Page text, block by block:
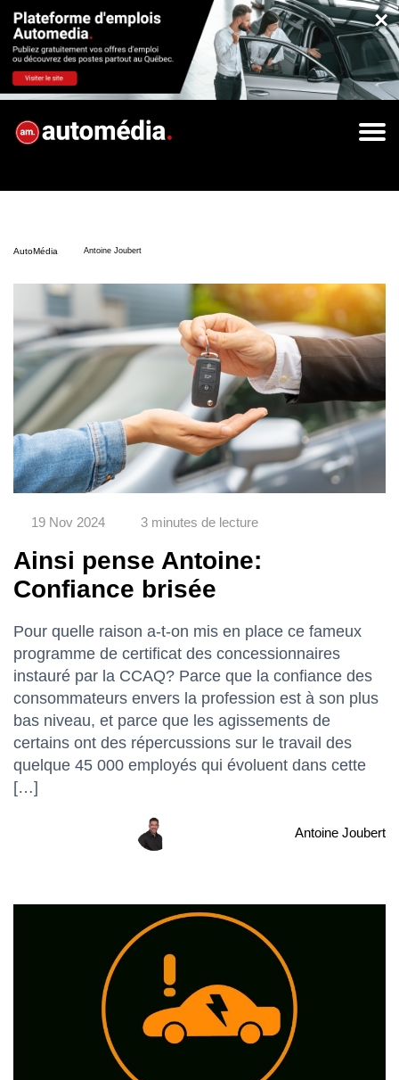
×
AutoMédia Antoine Joubert
19 Nov 2024 3 minutes de lecture
Ainsi pense Antoine:
Confiance brisée
Pour quelle raison a-t-on mis en place ce fameux
programme de certificat des concessionnaires
instauré par la CCAQ? Parce que la confiance des
consommateurs envers la profession est à son plus
bas niveau, et parce que les agissements de
certains ont des répercussions sur le travail des
quelque 45 000 employés qui évoluent dans cette
[…]
Antoine Joubert